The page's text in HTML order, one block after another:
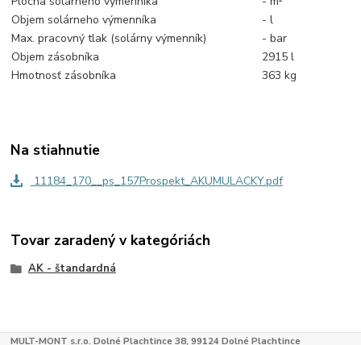
Objem solárneho výmenníka
- l
Max. pracovný tlak (solárny výmenník)
- bar
Objem zásobníka
2915 l
Hmotnosť zásobníka
363 kg
Na stiahnutie
11184_170__ps_157Prospekt_AKUMULACKY.pdf
Tovar zaradený v kategóriách
AK - štandardná
MULT-MONT s.r.o. Dolné Plachtince 38, 99124 Dolné Plachtince